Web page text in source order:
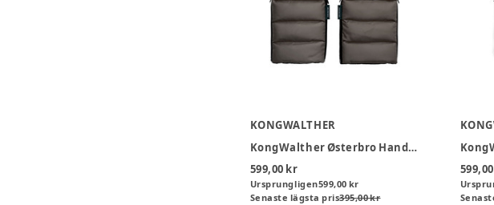
KONGWALTHER
KongWalther Østerbro Handvärmare Quiltad - Grey
599,00 kr
Ursprungligen599,00 kr
Senaste lägsta pris395,00 kr